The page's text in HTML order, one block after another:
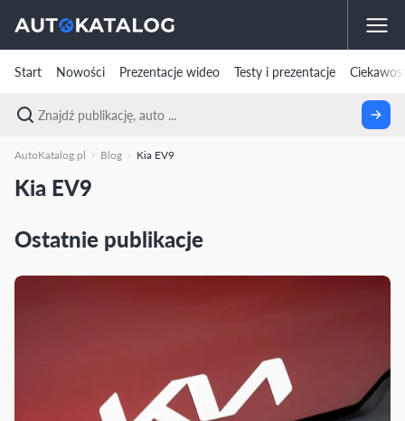
Start Nowości Prezentacje wideo Testy i prezentacje
AutoKatalog.pl Blog Kia EV9
Kia EV9
Ostatnie publikacje